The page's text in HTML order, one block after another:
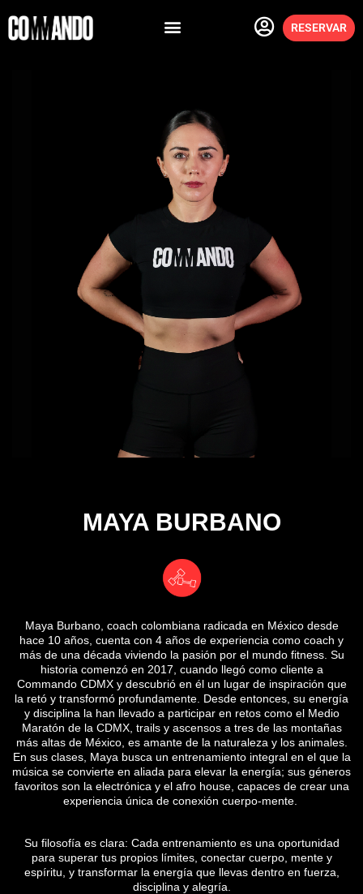
RESERVAR
MAYA BURBANO
Maya Burbano, coach colombiana radicada en México desde
hace 10 años, cuenta con 4 años de experiencia como coach y
más de una década viviendo la pasión por el mundo fitness. Su
historia comenzó en 2017, cuando llegó como cliente a
Commando CDMX y descubrió en él un lugar de inspiración que
la retó y transformó profundamente. Desde entonces, su energía
y disciplina la han llevado a participar en retos como el Medio
Maratón de la CDMX, trails y ascensos a tres de las montañas
más altas de México, es amante de la naturaleza y los animales.
En sus clases, Maya busca un entrenamiento integral en el que la
música se convierte en aliada para elevar la energía; sus géneros
favoritos son la electrónica y el afro house, capaces de crear una
experiencia única de conexión cuerpo-mente.
Su filosofía es clara: Cada entrenamiento es una oportunidad
para superar tus propios límites, conectar cuerpo, mente y
espíritu, y transformar la energía que llevas dentro en fuerza,
disciplina y alegría.